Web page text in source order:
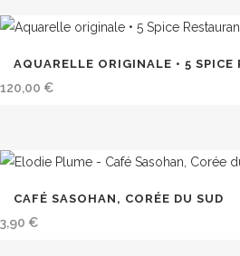
AQUARELLE ORIGINALE • 5
120,00 €
CAFÉ SASOHAN, CORÉE DU SUD
3,90 €